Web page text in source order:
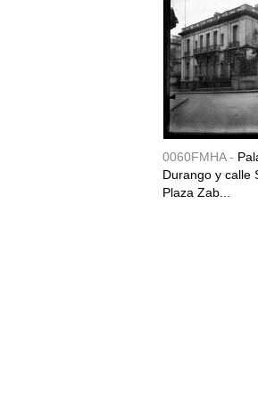
0060FMHA -
Durango y calle
Plaza Zab...